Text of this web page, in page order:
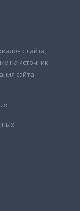
с сайта,
на источник.
сайта